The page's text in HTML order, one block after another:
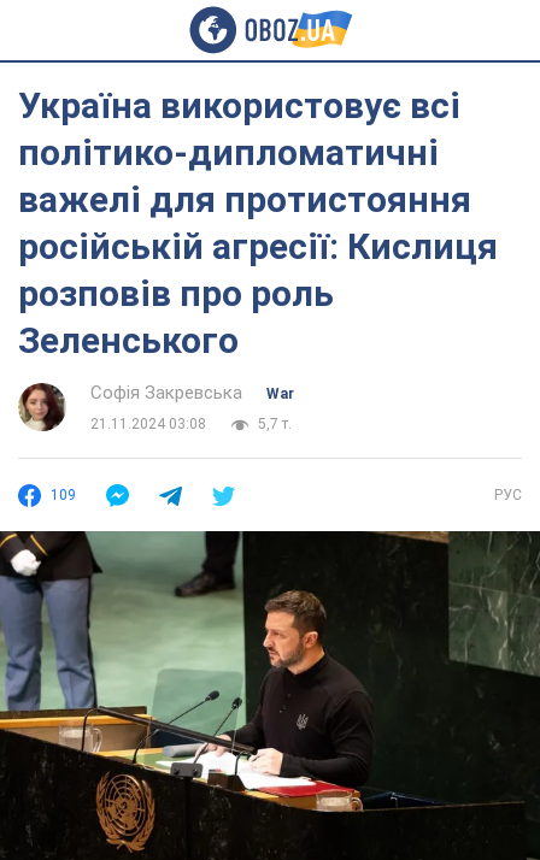
Україна використовує всі
політико-дипломатичні
важелі для протистояння
російській агресії: Кислиця
розповів про роль
Зеленського
Софія Закревська
War
21.11.2024 03:08
5,7 т.
109 РУС